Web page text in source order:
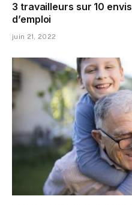
3 travailleurs sur 10
d’emploi
juin 21, 2022